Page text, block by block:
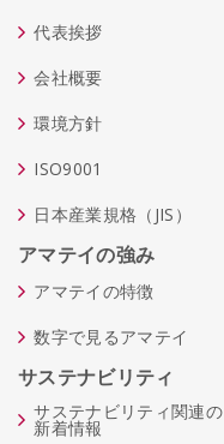
代表挨拶
会社概要
環境方針
ISO9001
日本産業規格（JIS）
アマテイの強み
アマテイの特徴
数字で見るアマテイ
サステナビリティ
サステナビリティ関連の
新着情報